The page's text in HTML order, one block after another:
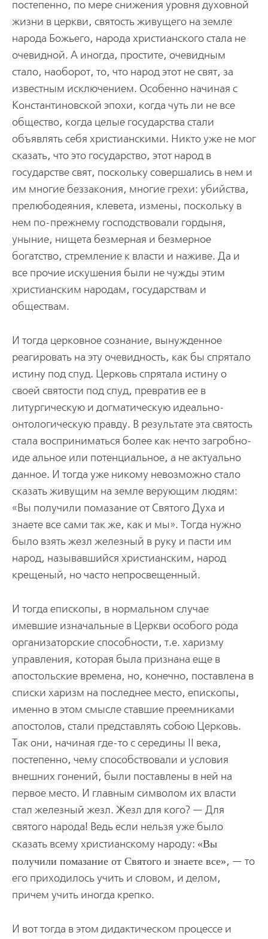
постепенно, по мере снижения уровня духовной
жизни в церкви, святость живущего на земле
народа Божьего, народа христианского стала не
очевидной. А иногда, простите, очевидным
стало, наоборот, то, что народ этот не свят, за
известным исключением. Особенно начиная с
Константиновской эпохи, когда чуть ли не все
общество, когда целые государства стали
объявлять себя христианскими. Никто уже не мог
сказать, что это государство, этот народ в
государстве свят, поскольку совершались в нем и
им многие беззакония, многие грехи: убийства,
прелюбодеяния, клевета, измены, поскольку в
нем по-прежнему господствовали гордыня,
уныние, нищета безмерная и безмерное
богатство, стремление к власти и наживе. Да и
все прочие искушения были не чужды этим
христианским народам, государствам и
обществам.
И тогда церковное сознание, вынужденное
реагировать на эту очевидность, как бы спрятало
истину под спуд. Церковь спрятала истину о
своей святости под спуд, превратив ее в
литургическую и догматическую идеально-
онтологическую правду. В результате эта святость
стала восприниматься более как нечто загробно-
иде альное или потенциальное, а не актуально
данное. И тогда уже никому невозможно стало
сказать живущим на земле верующим людям:
«Вы получили помазание от Святого Духа и
знаете все сами так же, как и мы». Тогда нужно
было взять жезл железный в руку и пасти им
народ, называвшийся христианским, народ
крещеный, но часто непросвещенный.
И тогда епископы, в нормальном случае
имевшие изначальные в Церкви особого рода
организаторские способности, т.е. харизму
управления, которая была признана еще в
апостольские времена, но, конечно, поставлена в
списки харизм на последнее место, епископы,
именно в этом смысле ставшие преемниками
апостолов, стали представлять собою Церковь.
Так они, начиная где-то с середины II века,
постепенно, чему способствовали и условия
внешних гонений, были поставлены в ней на
первое место. И главным символом их власти
стал железный жезл. Жезл для кого? — Для
святого народа! Ведь если нельзя уже было
сказать всему христианскому народу:
Вы
получили помазание от Святого и знаете все , — то
его приходилось учить и словом, и делом,
причем учить иногда крепко.
И вот тогда в этом дидактическом процессе и